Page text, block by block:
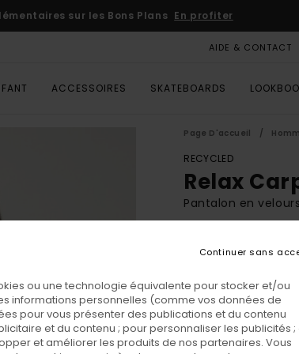
sur les Bons Plans En profiter
AIDE & CONTACT
ACCESSOIRES SKATEBOARDS
Page D'accueil
RECYCLED
Relax
Pantalon en
110,00 €
CouleurStone Gray
ou une technologie équivalente pour stocker et/ou
informations personnelles (comme vos données de
pour vous présenter des publications et du contenu
et du contenu ; pour personnaliser les publicités ;
et améliorer les produits de nos partenaires. Vous
Continuer sans